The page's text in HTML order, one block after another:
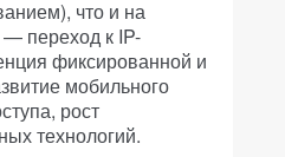
что и на
переход к IP-
фиксированной и
мобильного
рост
технологий.